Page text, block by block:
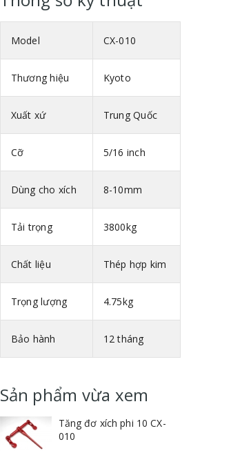
Model CX-010
Thương hiệu Kyoto
Xuất xứ Trung Quốc
Cỡ 5/16 inch
Dùng cho xích 8-10mm
Tải trọng 3800kg
Chất liệu Thép hợp kim
Trọng lượng 4.75kg
Bảo hành 12 tháng
Sản phẩm vừa xem
Tăng đơ xích phi 10 CX-
010